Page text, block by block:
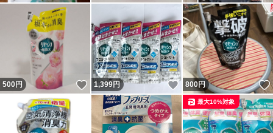
500円 いいね！
1,399円 いいね！
800円
最大10%対象